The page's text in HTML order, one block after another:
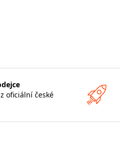
oficiální české